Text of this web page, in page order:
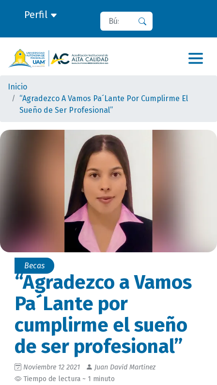
Perfil Buscar
Inicio
“Agradezco A Vamos Pa´Lante Por Cumplirme El
Sueño de Ser Profesional”
Becas
“Agradezco a Vamos
Pa´Lante por
cumplirme el sueño
de ser profesional”
Noviembre 12 2021
Juan David Martinez
Tiempo de lectura ~ 1 minuto